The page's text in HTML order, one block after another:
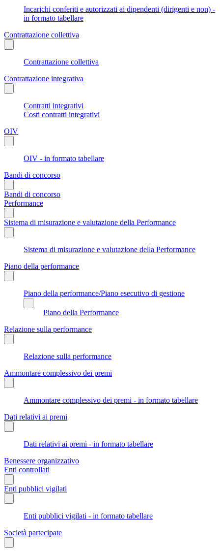
Incarichi conferiti e autorizzati ai dipendenti (dirigenti e non) -
in formato tabellare
Contrattazione collettiva
Contrattazione collettiva
Contrattazione integrativa
Contratti integrativi
Costi contratti integrativi
OIV
OIV - in formato tabellare
Bandi di concorso
Bandi di concorso
Performance
Sistema di misurazione e valutazione della Performance
Sistema di misurazione e valutazione della Performance
Piano della performance
Piano della performance/Piano esecutivo di gestione
Piano della Performance
Relazione sulla performance
Relazione sulla performance
Ammontare complessivo dei premi
Ammontare complessivo dei premi - in formato tabellare
Dati relativi ai premi
Dati relativi ai premi - in formato tabellare
Benessere organizzativo
Enti controllati
Enti pubblici vigilati
Enti pubblici vigilati - in formato tabellare
Società partecipate